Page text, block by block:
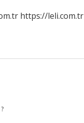
https://leli.com.tr